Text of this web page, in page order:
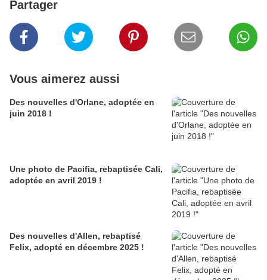
Partager
Vous aimerez aussi
Des nouvelles d'Orlane, adoptée en
juin 2018 !
Une photo de Pacifia, rebaptisée Cali,
adoptée en avril 2019 !
Des nouvelles d'Allen, rebaptisé
Felix, adopté en décembre 2025 !